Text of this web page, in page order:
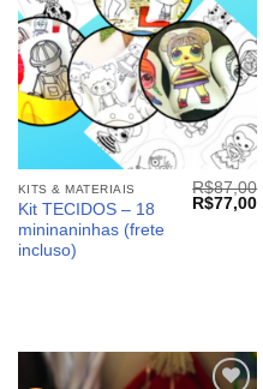
KITS & MATERIAIS
Kit TECIDOS – 18
mininaninhas (frete
incluso)
R$87,00
O
R$77,00O